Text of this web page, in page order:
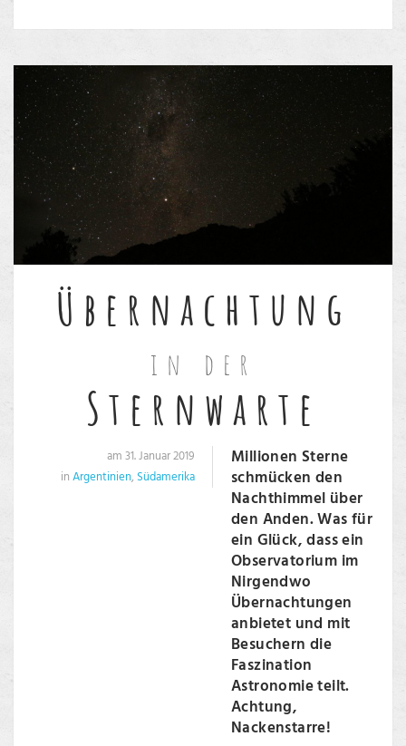
Übernachtung
in der
Sternwarte
am 31. Januar 2019
inArgentinien, Südamerika
Millionen Sterne
schmücken den
Nachthimmel über
den Anden. Was für
ein Glück, dass ein
Observatorium im
Nirgendwo
Übernachtungen
anbietet und mit
Besuchern die
Faszination
Astronomie teilt.
Achtung,
Nackenstarre!